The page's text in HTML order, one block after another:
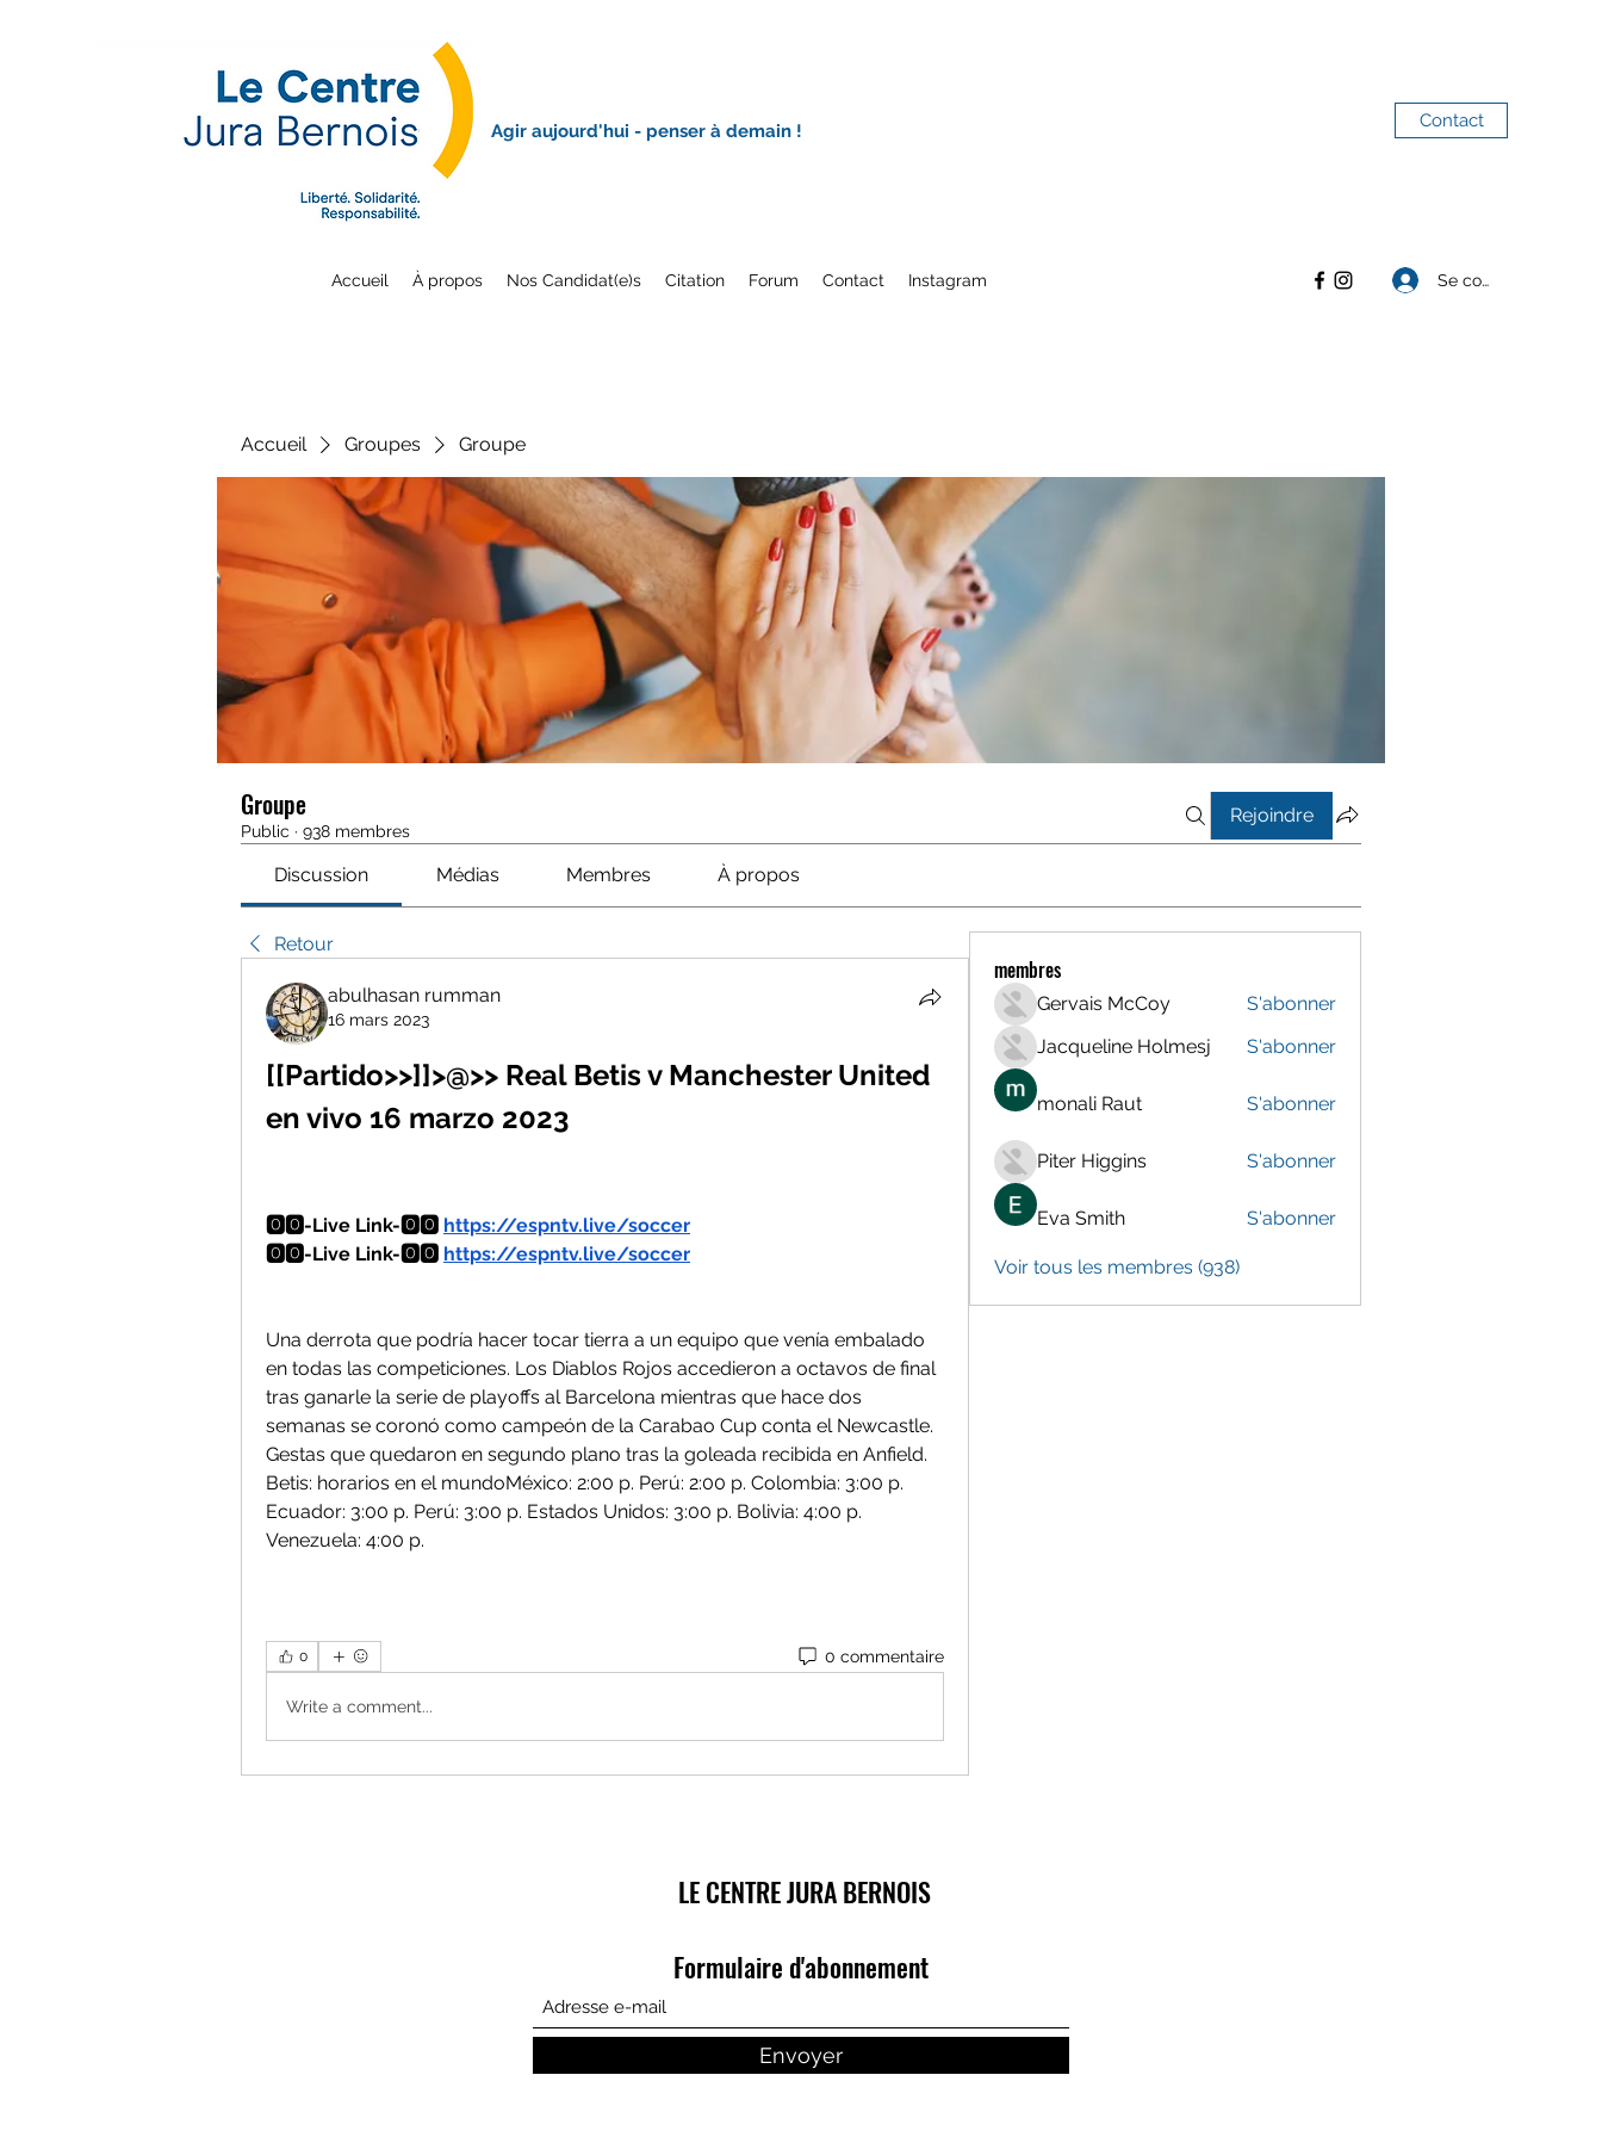
Agir aujourd'hui - penser à demain ! Contact
Accueil À propos Nos Candidat(e)s Citation Forum Contact Instagram Se connecter
Accueil Groupes Groupe
Groupe
Public · 938 membres
Rejoindre
Discussion Médias Membres À propos
Retour
abulhasan rumman
16 mars 2023
[[Partido>>]]>@>> Real Betis v Manchester United
en vivo 16 marzo 2023
🅾️🅾️-Live Link-🅾️🅾️ https://espntv.live/soccer
🅾️🅾️-Live Link-🅾️🅾️ https://espntv.live/soccer
Una derrota que podría hacer tocar tierra a un equipo que venía embalado
en todas las competiciones. Los Diablos Rojos accedieron a octavos de final
tras ganarle la serie de playoffs al Barcelona mientras que hace dos
semanas se coronó como campeón de la Carabao Cup conta el Newcastle.
Gestas que quedaron en segundo plano tras la goleada recibida en Anfield.
Betis: horarios en el mundoMéxico: 2:00 p. Perú: 2:00 p. Colombia: 3:00 p.
Ecuador: 3:00 p. Perú: 3:00 p. Estados Unidos: 3:00 p. Bolivia: 4:00 p.
Venezuela: 4:00 p.
0 0 commentaire
Write a comment...
membres
Gervais McCoy
S'abonner
Jacqueline Holmesj
S'abonner
monali Raut S'abonner
Piter Higgins S'abonner
Eva Smith S'abonner
Voir tous les membres (938)
LE CENTRE JURA BERNOIS
Formulaire d'abonnement
Envoyer